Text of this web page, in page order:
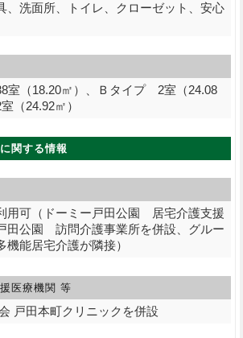
、洗面所、トイレ、クローゼット、安心
（18.20㎡）、Ｂタイプ 2室（24.08
（24.92㎡）
関する情報
用可（ドーミー戸田公園 居宅介護支援
田公園 訪問介護事業所を併設、グルー
能居宅介護が隣接）
医療機関 等
戸田本町クリニックを併設